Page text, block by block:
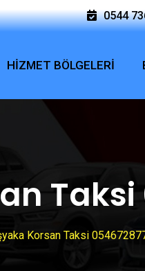
0544
HİZMET BÖLGELERİ
Taksi
Korsan Taksi